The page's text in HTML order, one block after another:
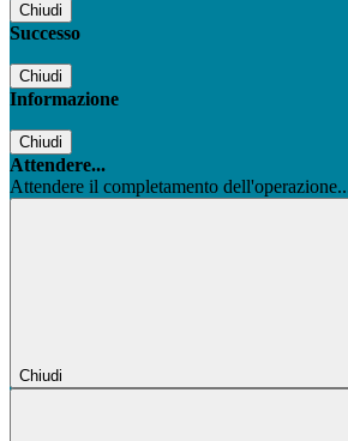
Chiudi
Successo
Chiudi
Informazione
Chiudi
Attendere...
Attendere il completamento
Chiudi